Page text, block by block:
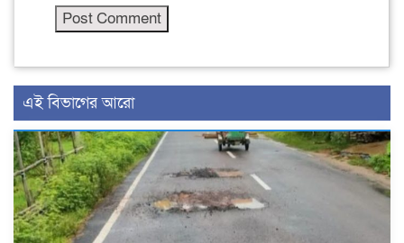
এই বিভাগের আরো